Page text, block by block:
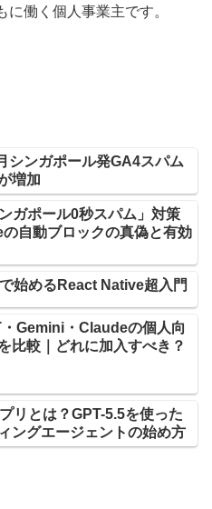
働く個人事業主です。
シンガポール発GA4スパム
増加
ガポール0秒スパム」対策
の自動ブロックの真偽と有効
始めるReact Native超入門
Gemini・Claudeの個人向
比較｜どれに加入すべき？
リとは？GPT-5.5を使った
ングエージェントの始め方